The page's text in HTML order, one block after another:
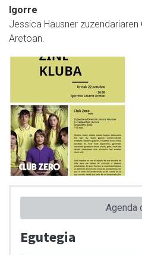
Igorre
Jessica Hausner
Aretoan.
Agenda
Egutegia